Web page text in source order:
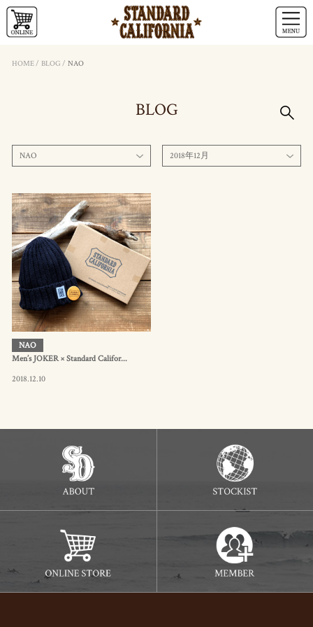
HOME/ BLOG / NAO
BLOG
NAO 2018年12月
NAO
Men’s JOKER × Standard Califor...
2018.12.10